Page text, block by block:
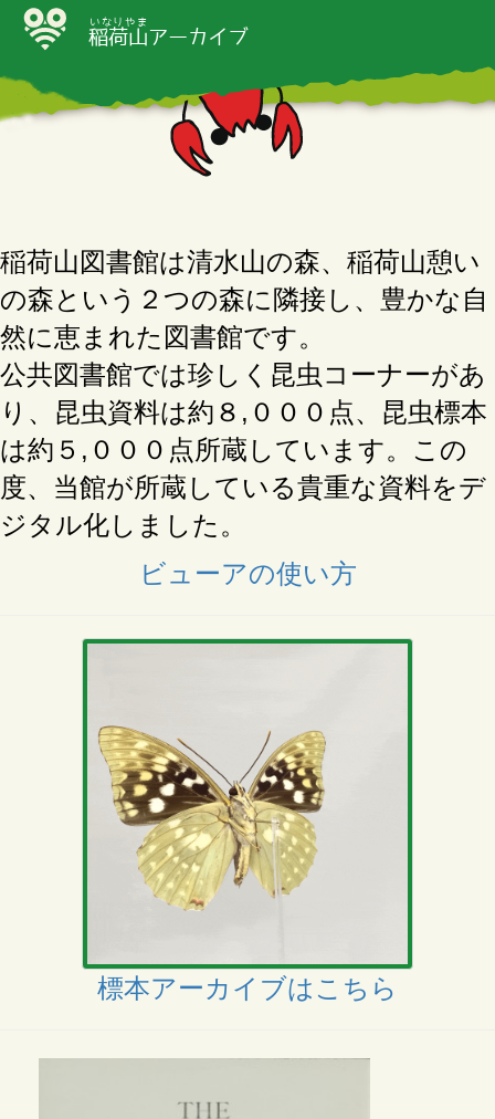
稲荷山
いなりやま
アーカイブ
稲荷山図書館は清水山の森、稲荷山憩い
の森という２つの森に隣接し、豊かな自
然に恵まれた図書館です。
公共図書館では珍しく昆虫コーナーがあ
り、昆虫資料は約８,０００点、昆虫標本
は約５,０００点所蔵しています。この
度、当館が所蔵している貴重な資料をデ
ジタル化しました。
ビューアの使い方
標本アーカイブはこちら